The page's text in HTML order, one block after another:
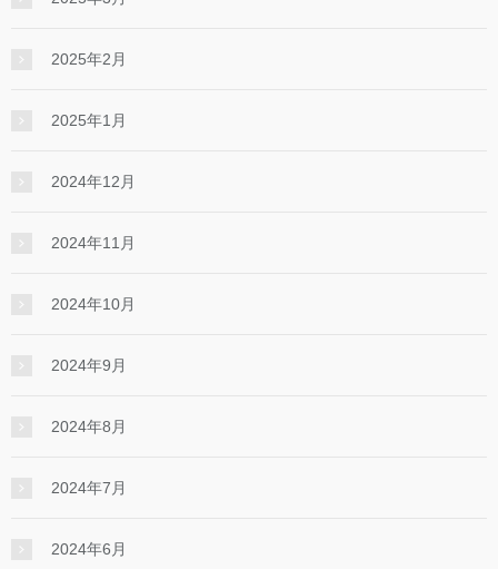
2025年2月
2025年1月
2024年12月
2024年11月
2024年10月
2024年9月
2024年8月
2024年7月
2024年6月